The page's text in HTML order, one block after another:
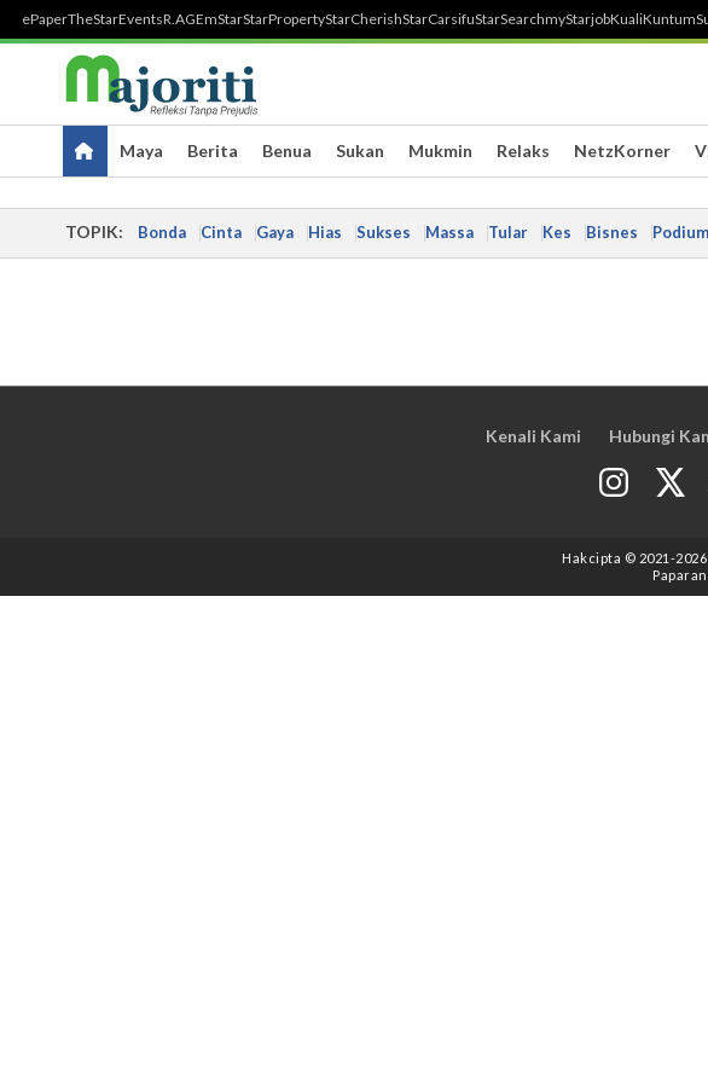
ePaperTheStarEventsR.AGEmStarStarPropertyStarCherishStarCarsifuStarSearchmyStarjobKualiKuntum
Maya Berita Benua Sukan Mukmin Relaks NetzKorner
TOPIK: Bonda Cinta Gaya Hias Sukses Massa Tular Kes Bisnes Podium
Kenali Kami Hubungi
Hakcipta © 2021 -2026